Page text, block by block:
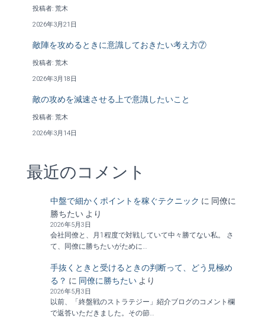
投稿者: 荒木
2026年3月21日
敵陣を攻めるときに意識しておきたい考え方⑦
投稿者: 荒木
2026年3月18日
敵の攻めを減速させる上で意識したいこと
投稿者: 荒木
2026年3月14日
最近のコメント
中盤で細かくポイントを稼ぐテクニック に 同僚に
勝ちたい より
2026年5月3日
会社同僚と、月1程度で対戦していて中々勝てない私。 さ
て、同僚に勝ちたいがために…
手抜くときと受けるときの判断って、どう見極め
る？ に 同僚に勝ちたい より
2026年5月3日
以前、「終盤戦のストラテジー」紹介ブログのコメント欄
で返答いただきました。その節…